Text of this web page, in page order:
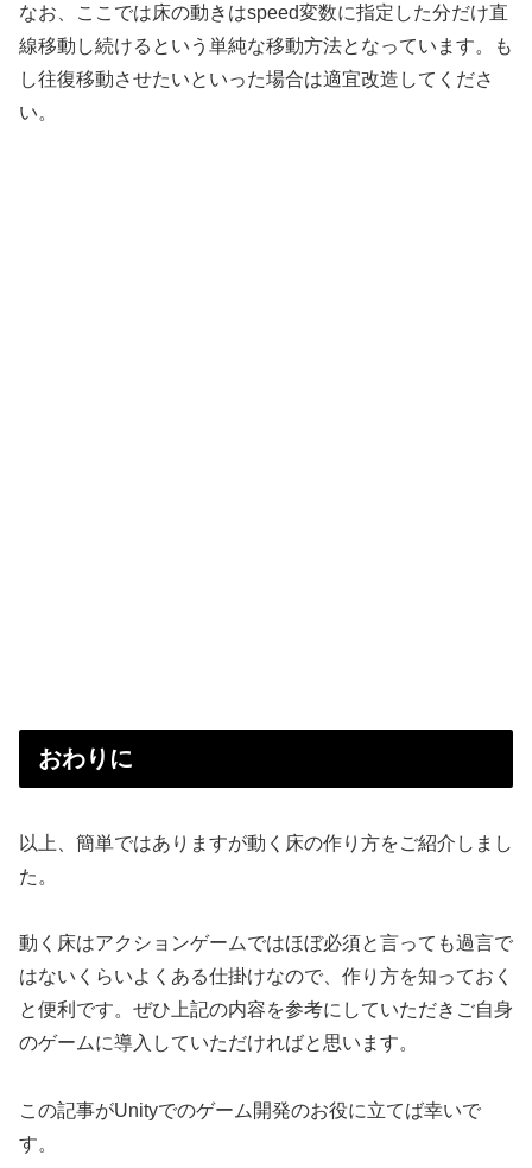
なお、ここでは床の動きはspeed変数に指定した分だけ直
線移動し続けるという単純な移動方法となっています。も
し往復移動させたいといった場合は適宜改造してくださ
い。
おわりに
以上、簡単ではありますが動く床の作り方をご紹介しまし
た。
動く床はアクションゲームではほぼ必須と言っても過言で
はないくらいよくある仕掛けなので、作り方を知っておく
と便利です。ぜひ上記の内容を参考にしていただきご自身
のゲームに導入していただければと思います。
この記事がUnityでのゲーム開発のお役に立てば幸いで
す。